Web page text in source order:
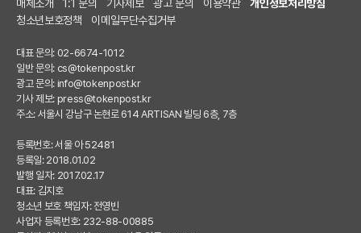
매체소개 1:1 문의 기사제보 광고 문의 이용약관
개인정보처리방침
청소년보호정책
이메일무단수집거부
대표 문의: 02-6674-1012
일반 문의: cs@tokenpost.kr
광고 문의: info@tokenpost.kr
기사 제보: press@tokenpost.kr
주소: 서울시 강남구 논현로 614 ARTISAN 빌딩 6층, 7층
등록번호: 서울 아 52481
등록일: 2018.01.02
발행 일자: 2017.02.17
대표: 김지호
청소년 보호 책임자: 전영빈
사업자 등록번호: 232-88-00885